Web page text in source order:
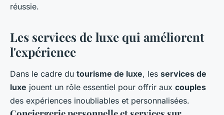
réussie.
Les services de luxe qui améliorent
l'expérience
Dans le cadre du tourisme de luxe, les services de
luxe jouent un rôle essentiel pour offrir aux couples
des expériences inoubliables et personnalisées.